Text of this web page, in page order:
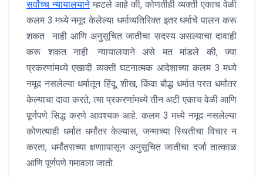
सर्वोच्च न्यायालयानेम्हटले आहे की, कोणतीही व्यक्ती एकाच वेळी
कलम 3 मध्ये नमूद केलेल्या धर्माव्यतिरिक्त इतर धर्माचे पालन करू
शकत नाही आणि अनुसूचित जातीचा सदस्य असल्याचा दावाही
करू शकत नाही. न्यायालयाने असे मत मांडले की, ज्या
प्रकरणांमध्ये एखादी व्यक्ती घटनात्मक आदेशाच्या कलम 3 मध्ये
नमूद नसलेल्या धर्मातून हिंदू, शीख, किंवा बौद्ध धर्मात परत धर्मांतर
केल्याचा दावा करते, त्या प्रकरणांमध्ये तीन अटी एकाच वेळी आणि
पूर्णपणे सिद्ध करणे आवश्यक आहे. कलम 3 मध्ये नमूद नसलेल्या
कोणत्याही धर्मात धर्मांतर केल्यास, जन्माच्या स्थितीचा विचार न
करता, धर्मांतराच्या क्षणाापासून अनुसूचित जातीचा दर्जा तात्काळ
आणि पूर्णपणे गमावला जातो.